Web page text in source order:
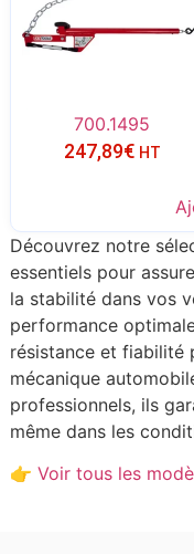
700.1495
247,89€ HT
Découvrez notre
essentiels pour
la stabilité dans vos
performance
résistance et fiabilité
mécanique
professionnels, ils
même dans les
👉 Voir tous les